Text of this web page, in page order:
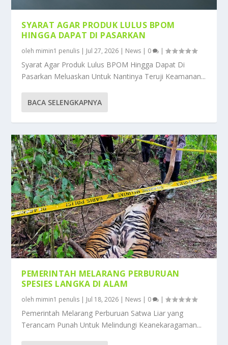
SYARAT AGAR PRODUK LULUS BPOM
HINGGA DAPAT DI PASARKAN
oleh mimin1 penulis | Jul 27, 2026 | News | 0 |
Syarat Agar Produk Lulus BPOM Hingga Dapat Di
Pasarkan Meluaskan Untuk Nantinya Teruji Keamanan...
BACA SELENGKAPNYA
PEMERINTAH MELARANG PERBURUAN
SPESIES LANGKA DI ALAM
oleh mimin1 penulis | Jul 18, 2026 | News | 0 |
Pemerintah Melarang Perburuan Satwa Liar yang
Terancam Punah Untuk Melindungi Keanekaragaman...